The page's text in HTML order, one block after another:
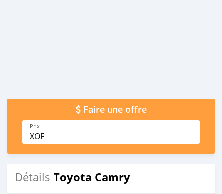
Faire une offre
Prix
XOF
Détails Toyota Camry